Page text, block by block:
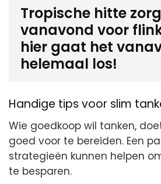
Tropische hitte
vanavond voor
hier gaat het
helemaal los!
Handige tips voor slim
Wie goedkoop wil tanken,
goed voor te bereiden. Een
strategieën kunnen helpen
te besparen.